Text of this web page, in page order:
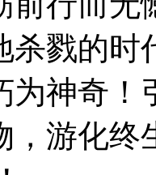
杀戮的时
为神奇！
，游化